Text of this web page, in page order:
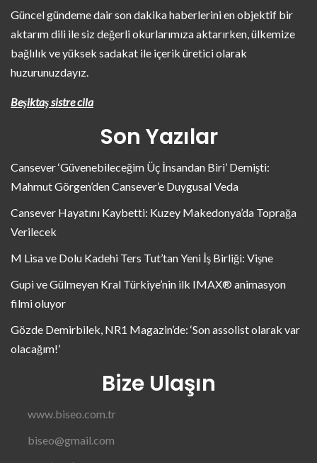
Güncel gündeme dair son dakika haberlerini en objektif bir
aktarım dili ile siz değerli okurlarımıza aktarırken, ülkemize
bağlılık ve yüksek sadakat ile içerik üretici olarak
huzurunuzdayız.
Beşiktaş sistre cila
Son Yazılar
Cansever ‘Güvenebileceğim Üç İnsandan Biri’ Demişti:
Mahmut Görgen’den Cansever’e Duygusal Veda
Cansever Hayatını Kaybetti: Kuzey Makedonya’da Toprağa
Verilecek
M Lisa ve Dolu Kadehi Ters Tut’tan Yeni İş Birliği: Vişne
Gupi ve Gülmeyen Kral Türkiye’nin ilk IMAX® animasyon
filmi oluyor
Gözde Demirbilek, NR1 Magazin’de: ‘Son assolist olarak var
olacağım!’
Bize Ulaşın
www.biseo.com.tr
biseo@gmail.com